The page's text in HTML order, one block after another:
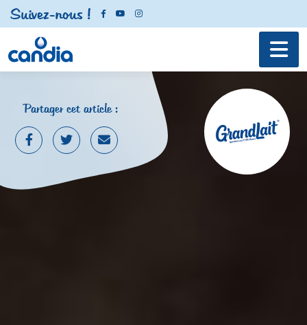
Suivez-nous !
Partager cet article :